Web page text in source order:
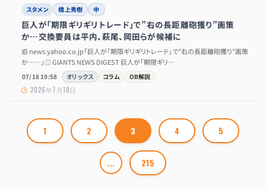
スタメン 橋上秀樹 中
巨人が「期限ギリギリトレード」で”右の長距離砲獲り”画策
か…交換要員は平内、萩尾、岡田らが候補に
📰 news.yahoo.co.jp「巨人が「期限ギリギリトレード」で”右の長距離砲獲り”画策
か……」⚾ GIANTS NEWS DIGEST 巨人が「期限ギリ…
07/18 19:58 オリックス コラム OB解説
2026年7月18日
1 2 3 4 5
... 215